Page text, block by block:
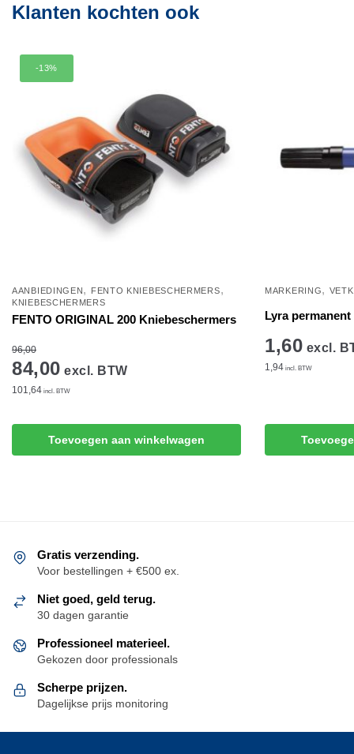
Klanten kochten ook
-13%
AANBIEDINGEN, FENTO KNIEBESCHERMERS,
KNIEBESCHERMERS
FENTO ORIGINAL 200 Kniebeschermers
96,00
84,00 excl. BTW
101,64 incl. BTW
Toevoegen aan winkelwagen
MARKERING,
Lyra
1,60 excl.
1,94 incl. BTW
Gratis verzending.
Voor bestellingen + €500 ex.
Niet goed, geld terug.
30 dagen garantie
Professioneel materieel.
Gekozen door professionals
Scherpe prijzen.
Dagelijkse prijs monitoring